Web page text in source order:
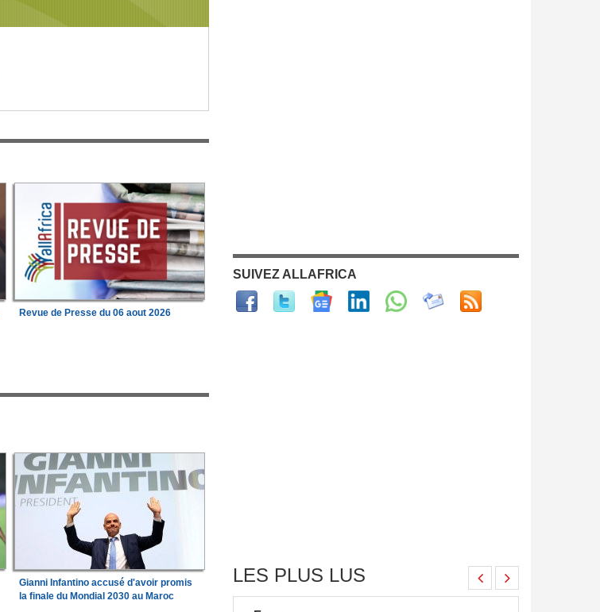
Revue de Presse du 06 aout 2026
Gianni Infantino accusé d'avoir promis
la finale du Mondial 2030 au Maroc
SUIVEZ ALLAFRICA
LES PLUS LUS